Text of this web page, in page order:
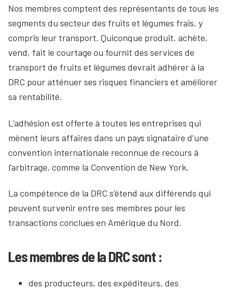
Nos membres comptent des représentants de tous les
segments du secteur des fruits et légumes frais, y
compris leur transport. Quiconque produit, achète,
vend, fait le courtage ou fournit des services de
transport de fruits et légumes devrait adhérer à la
DRC pour atténuer ses risques financiers et améliorer
sa rentabilité.
L’adhésion est offerte à toutes les entreprises qui
mènent leurs affaires dans un pays signataire d’une
convention internationale reconnue de recours à
l’arbitrage, comme la Convention de New York.
La compétence de la DRC s’étend aux différends qui
peuvent survenir entre ses membres pour les
transactions conclues en Amérique du Nord.
Les membres de la DRC sont :
des producteurs, des expéditeurs, des